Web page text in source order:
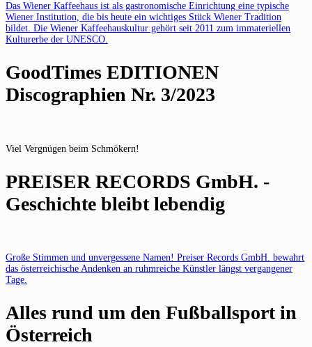
Das Wiener Kaffeehaus ist als gastronomische Einrichtung eine typische
Wiener Institution, die bis heute ein wichtiges Stück Wiener Tradition
bildet. Die Wiener Kaffeehauskultur gehört seit 2011 zum immateriellen
Kulturerbe der UNESCO.
GoodTimes EDITIONEN
Discographien Nr. 3/2023
Viel Vergnügen beim Schmökern!
PREISER RECORDS GmbH. -
Geschichte bleibt lebendig
Große Stimmen und unvergessene Namen! Preiser Records GmbH. bewahrt
das österreichische Andenken an ruhmreiche Künstler längst vergangener
Tage.
Alles rund um den Fußballsport in
Österreich